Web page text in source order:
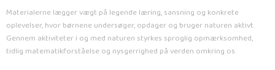
Materialerne lægger vægt på legende læring, sansning og konkrete
oplevelser, hvor børnene undersøger, opdager og bruger naturen aktivt.
Gennem aktiviteter i og med naturen styrkes sproglig opmærksomhed,
tidlig matematikforståelse og nysgerrighed på verden omkring os.